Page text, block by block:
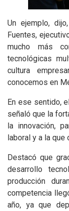
Un ejemplo,
Fuentes,
mucho más
tecnológicas
cultura
conocemos en
En ese sentido,
señaló que la
la innovación,
laboral y a la
Destacó que
desarrollo
producción
competencia
año, ya que